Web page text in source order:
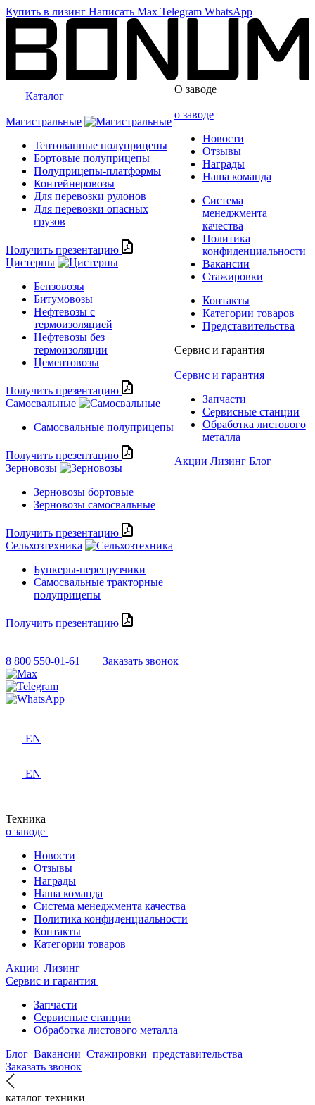
Купить в лизинг Написать Max Telegram WhatsApp
Каталог
Магистральные
Тентованные полуприцепы
Бортовые полуприцепы
Полуприцепы-платформы
Контейнеровозы
Для перевозки рулонов
Для перевозки опасных
грузов
Получить презентацию
Цистерны
Бензовозы
Битумовозы
Нефтевозы с
термоизоляцией
Нефтевозы без
термоизоляции
Цементовозы
Получить презентацию
Самосвальные
Самосвальные полуприцепы
Получить презентацию
Зерновозы
Зерновозы бортовые
Зерновозы самосвальные
Получить презентацию
Сельхозтехника
Бункеры-перегрузчики
Самосвальные тракторные
полуприцепы
Получить презентацию
О заводе
о заводе
Новости
Отзывы
Награды
Наша команда
Система
менеджмента
качества
Политика
конфиденциальности
Вакансии
Стажировки
Контакты
Категории товаров
Представительства
Сервис и гарантия
Сервис и гарантия
Запчасти
Сервисные станции
Обработка листового
металла
Акции Лизинг Блог
8 800 550-01-61 Заказать звонок
EN
EN
Техника
о заводе
Новости
Отзывы
Награды
Наша команда
Система менеджмента качества
Политика конфиденциальности
Контакты
Категории товаров
Акции Лизинг
Сервис и гарантия
Запчасти
Сервисные станции
Обработка листового металла
Блог Вакансии Стажировки представительства
Заказать звонок
каталог техники